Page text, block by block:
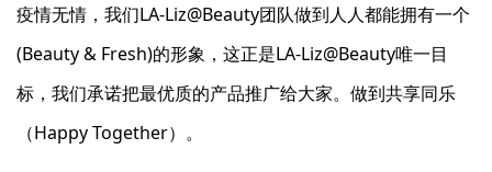
疫情无情，我们LA-Liz@Beauty团队做到人人都能拥有一个
(Beauty & Fresh)的形象，这正是LA-Liz@Beauty唯一目
标，我们承诺把最优质的产品推广给大家。做到共享同乐
（Happy Together）。